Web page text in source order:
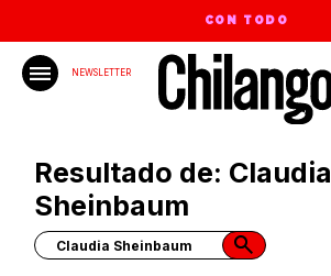
CON TODO
NEWSLETTER
Resultado de: Claudia
Sheinbaum